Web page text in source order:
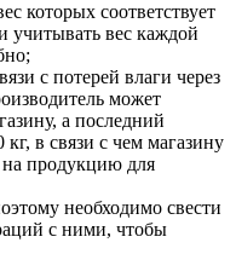
которых соответствует
учитывать вес каждой
с потерей влаги через
может
а последний
кг, в связи с чем магазину
продукцию для
необходимо свести
с ними, чтобы